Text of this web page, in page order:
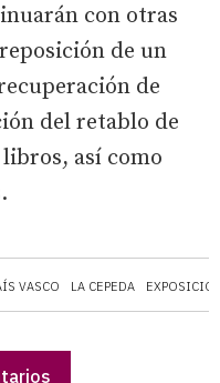
VASCO LA CEPEDA
con otras
de un
de
del retablo de
así como